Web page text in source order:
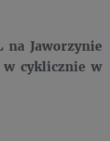
na Jaworzynie
w cyklicznie w